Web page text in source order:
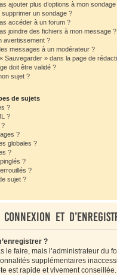
ajouter plus d’options à mon sondage
un sondage ?
accéder à un forum ?
joindre des fichiers à mon message ?
avertissement ?
messages à un modérateur ?
Sauvegarder » dans la page de
doit être validé ?
sujet ?
de sujets
?
?
?
?
globales ?
?
?
?
sujet ?
connexion et
?
le faire, mais l’administrateur du
supplémentaires
est rapide et vivement conseillée.